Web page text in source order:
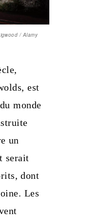
/ Alamy
est
monde
un
serait
dont
Les